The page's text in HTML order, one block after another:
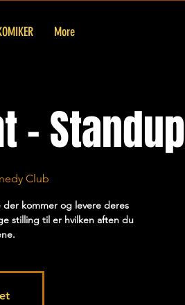
More
- Standup
Club
kommer og levere deres
stilling til er hvilken aften du